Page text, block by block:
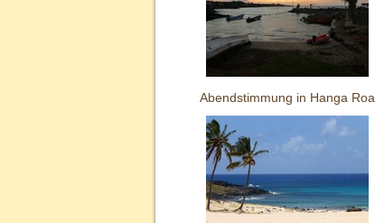
Abendstimmung in Hanga Roa